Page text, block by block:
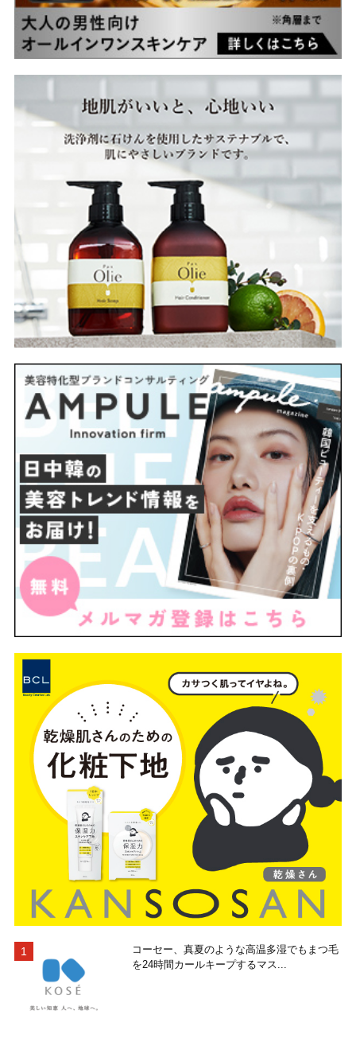
コーセー、真夏のような高温多湿でもまつ毛
を24時間カールキープするマス...